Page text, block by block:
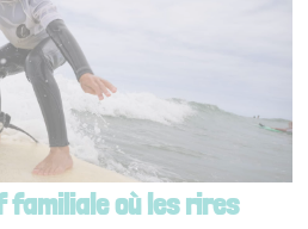
familiale où les rires